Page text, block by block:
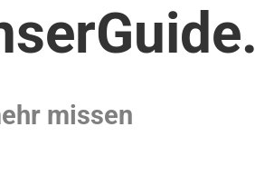
missen